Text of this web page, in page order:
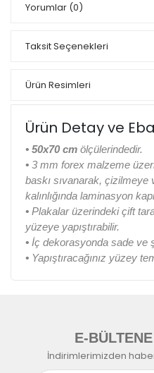
Yorumlar (0)
Taksit Seçenekleri
Ürün Resimleri
Ürün Detay ve
• 50x70 cm ölçülerindedir.
• 3 mm forex malzeme
baskı sıvanarak,
kalınlığında laminasyon
• Plakalar üzerindeki çift
yüzeye yapıştırabilir.
• İç dekorasyonda sade ve
• Yapıştıracağınız yüzey
E-
İndirimlerimizden